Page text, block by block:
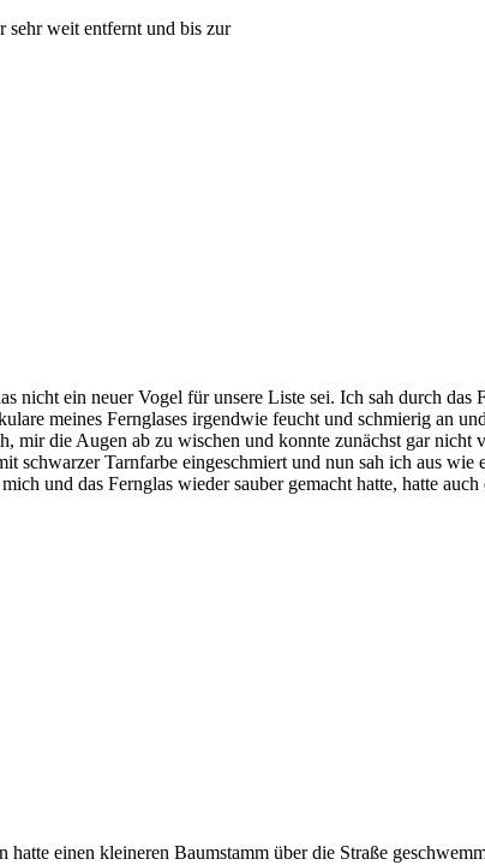
sehr weit entfernt und bis zur
nicht ein neuer Vogel für unsere Liste sei. Ich sah durch
meines Fernglases irgendwie feucht und schmierig an
die Augen ab zu wischen und konnte zunächst gar nicht
schwarzer Tarnfarbe eingeschmiert und nun sah ich aus
und das Fernglas wieder sauber gemacht hatte, hatte
einen kleineren Baumstamm über die Straße